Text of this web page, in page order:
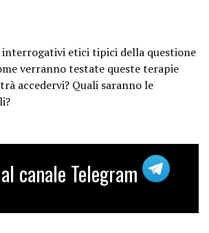
etici tipici della questione
verranno testate queste terapie
accedervi? Quali saranno le
canale Telegram